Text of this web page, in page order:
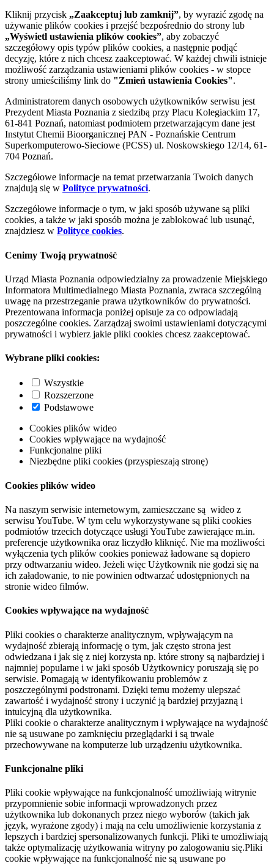
Kliknij przycisk „Zaakceptuj lub zamknij”, by wyrazić zgodę na
używanie plików cookies i przejść bezpośrednio do strony lub
„Wyświetl ustawienia plików cookies”, aby zobaczyć
szczegółowy opis typów plików cookies, a następnie podjąć
decyzję, które z nich chcesz zaakceptować. W każdej chwili istnieje
możliwość zarządzania ustawieniami plików cookies - w stopce
strony umieściliśmy link do "Zmień ustawienia Cookies".
Administratorem danych osobowych użytkowników serwisu jest
Prezydent Miasta Poznania z siedzibą przy Placu Kolegiackim 17,
61-841 Poznań, natomiast podmiotem przetwarzającym dane jest
Instytut Chemii Bioorganicznej PAN - Poznańskie Centrum
Superkomputerowo-Sieciowe (PCSS) ul. Noskowskiego 12/14, 61-
704 Poznań.
Szczegółowe informacje na temat przetwarzania Twoich danych
znajdują się w Polityce prywatności.
Szczegółowe informacje o tym, w jaki sposób używane są pliki
cookies, a także w jaki sposób można je zablokować lub usunąć,
znajdziesz w Polityce cookies.
Cenimy Twoją prywatność
Urząd Miasta Poznania odpowiedzialny za prowadzenie Miejskiego
Informatora Multimedialnego Miasta Poznania, zwraca szczególną
uwagę na przestrzeganie prawa użytkowników do prywatności.
Prezentowana informacja poniżej opisuje za co odpowiadają
poszczególne cookies. Zarządzaj swoimi ustawieniami dotyczącymi
prywatności i wybierz jakie pliki cookies chcesz zaakceptować.
Wybrane pliki cookies:
Wszystkie
Rozszerzone
Podstawowe
Cookies plików wideo
Cookies wpływające na wydajność
Funkcjonalne pliki
Niezbędne pliki cookies (przyspieszają stronę)
Cookies plików wideo
Na naszym serwisie internetowym, zamieszczane są wideo z
serwisu YouTube. W tym celu wykorzystywane są pliki cookies
podmiotów trzecich dotyczące usługi YouTube zawierające m.in.
preferencje użytkownika oraz liczydło kliknięć. Nie ma możliwości
wyłączenia tych plików cookies ponieważ ładowane są dopiero
przy odtwarzaniu wideo. Jeżeli więc Użytkownik nie godzi się na
ich załadowanie, to nie powinien odtwarzać udostępnionych na
stronie wideo filmów.
Cookies wpływające na wydajność
Pliki cookies o charakterze analitycznym, wpływającym na
wydajność zbierają informację o tym, jak często strona jest
odwiedzana i jak się z niej korzysta np. które strony są najbardziej i
najmniej popularne i w jaki sposób Użytkownicy poruszają się po
serwisie. Pomagają w identyfikowaniu problemów z
poszczególnymi podstronami. Dzięki temu możemy ulepszać
zawartość i wydajność strony i uczynić ją bardziej przyjazną i
intuicyjną dla użytkownika.
Pliki cookie o charakterze analitycznym i wpływające na wydajność
nie są usuwane po zamknięciu przeglądarki i są trwale
przechowywane na komputerze lub urządzeniu użytkownika.
Funkcjonalne pliki
Pliki cookie wpływające na funkcjonalność umożliwiają witrynie
przypomnienie sobie informacji wprowadzonych przez
użytkownika lub dokonanych przez niego wyborów (takich jak
język, wyrażone zgody) i mają na celu umożliwienie korzystania z
lepszych i bardziej spersonalizowanych funkcji. Pliki te umożliwiają
także optymalizację użytkowania witryny po zalogowaniu się.Pliki
cookie wpływające na funkcjonalność nie są usuwane po